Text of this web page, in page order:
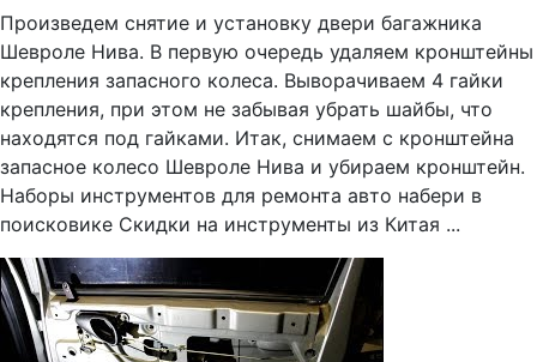
Произведем снятие и установку двери багажника
Шевроле Нива. В первую очередь удаляем кронштейны
крепления запасного колеса. Выворачиваем 4 гайки
крепления, при этом не забывая убрать шайбы, что
находятся под гайками. Итак, снимаем с кронштейна
запасное колесо Шевроле Нива и убираем кронштейн.
Наборы инструментов для ремонта авто набери в
поисковике Скидки на инструменты из Китая ...